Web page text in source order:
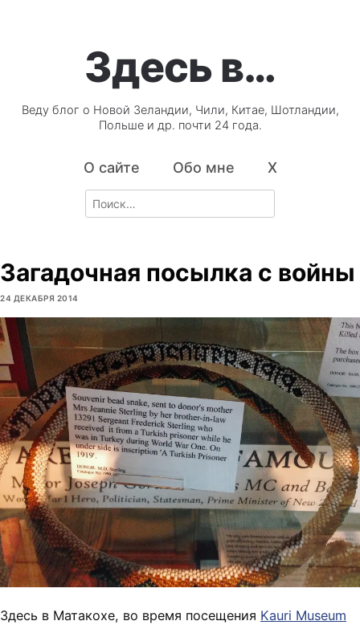
Здесь в…
Веду блог о Новой Зеландии, Чили, Китае, Шотландии,
Польше и др. почти 24 года.
О сайте Обо мне X
Search
for:
Загадочная посылка с войны
24 ДЕКАБРЯ 2014
Здесь в Матакохе, во время посещения Kauri Museum